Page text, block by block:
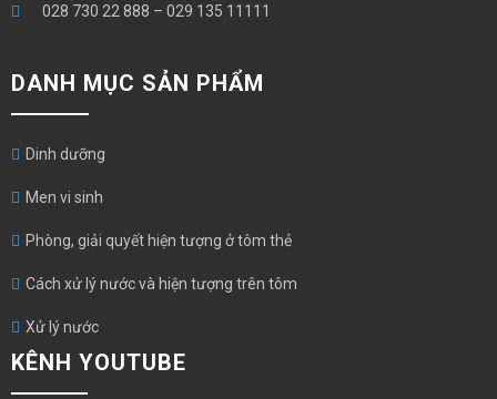
028 730 22 888 – 029 135 11111
DANH MỤC SẢN PHẨM
Dinh dưỡng
Men vi sinh
Phòng, giải quyết hiện tượng ở tôm thẻ
Cách xử lý nước và hiện tượng trên tôm
Xử lý nước
KÊNH YOUTUBE